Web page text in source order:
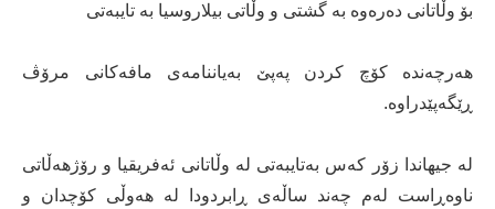
بۆ وڵاتانی دەرەوە بە گشتی و وڵاتی بیلاروسیا بە تایبەتی
هەرچەندە کۆچ کردن پەپێ بەیاننامەی مافەکانی مرۆڤ
ڕێگەپێدراوە.
لە جیهاندا زۆر کەس بەتایبەتی لە وڵاتانی ئەفریقیا و رۆژهەڵاتی
ناوەڕاست لەم چەند ساڵەی ڕابردودا لە هەوڵی کۆچدان و